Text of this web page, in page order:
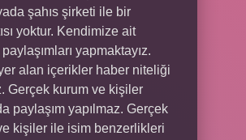
şahıs şirketi ile bir
yoktur. Kendimize ait
yapmaktayız.
alan içerikler haber niteliği
Gerçek kurum ve kişiler
paylaşım yapılmaz. Gerçek
kişiler ile isim benzerlikleri